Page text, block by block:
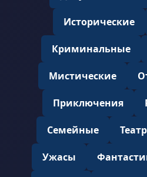
Исторические
Криминальные
Мистические
Приключения
Семейные Театр
Ужасы